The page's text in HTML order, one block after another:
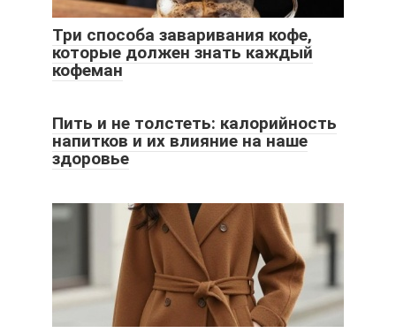
Три способа заваривания кофе,
которые должен знать каждый
кофеман
Пить и не толстеть: калорийность
напитков и их влияние на наше
здоровье